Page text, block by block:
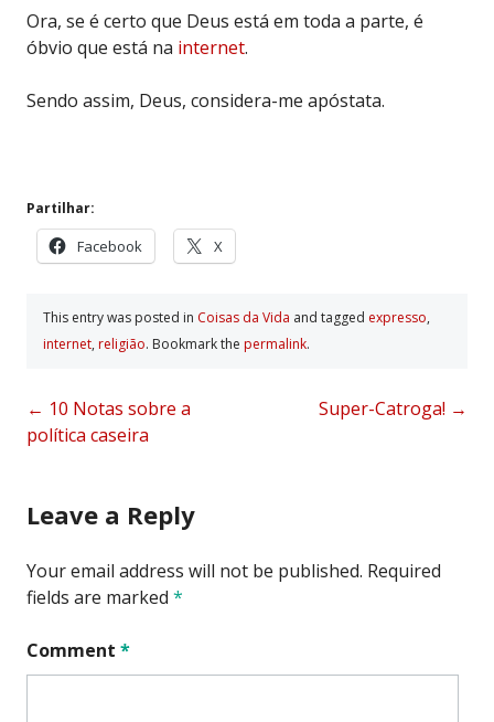
Ora, se é certo que Deus está em toda a parte, é
óbvio que está na internet.
Sendo assim, Deus, considera-me apóstata.
Partilhar:
Facebook X
This entry was posted in Coisas da Vida and tagged expresso,
internet, religião. Bookmark the permalink.
Post
navigation
← 10 Notas sobre a
política caseira
Super-Catroga! →
Leave a Reply
Your email address will not be published. Required
fields are marked *
Comment *